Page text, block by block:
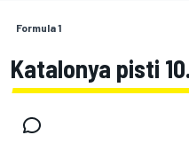
Formula 1
Katalonya pisti